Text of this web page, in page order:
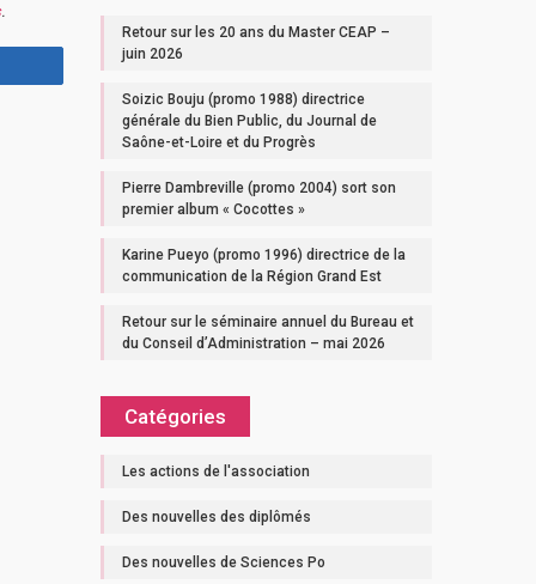
.
Retour sur les 20 ans du Master CEAP –
juin 2026
Soizic Bouju (promo 1988) directrice
générale du Bien Public, du Journal de
Saône-et-Loire et du Progrès
Pierre Dambreville (promo 2004) sort son
premier album « Cocottes »
Karine Pueyo (promo 1996) directrice de la
communication de la Région Grand Est
Retour sur le séminaire annuel du Bureau et
du Conseil d’Administration – mai 2026
Catégories
Les actions de l'association
Des nouvelles des diplômés
Des nouvelles de Sciences Po